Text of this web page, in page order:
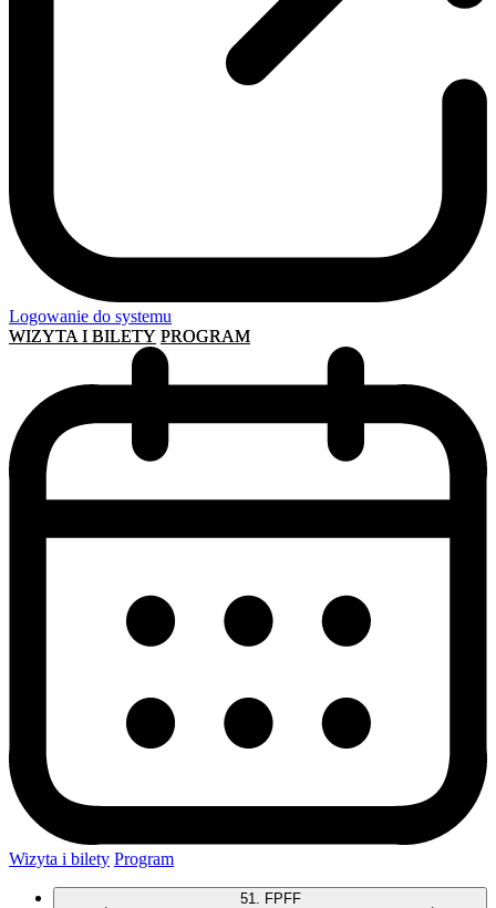
Logowanie do systemu
WIZYTA I BILETY PROGRAM
Wizyta i bilety Program
51. FPFF